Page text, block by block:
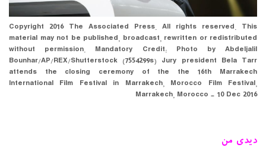
Copyright 2016 The Associated Press. All rights reserved. This
material may not be published, broadcast, rewritten or redistributed
without permission. Mandatory Credit: Photo by Abdeljalil
Bounhar/AP/REX/Shutterstock (7554299s) Jury president Bela Tarr
attends the closing ceremony of the the 16th Marrakech
International Film Festival in Marrakech, Morocco Film Festival,
Marrakech, Morocco - 10 Dec 2016
دیدی من